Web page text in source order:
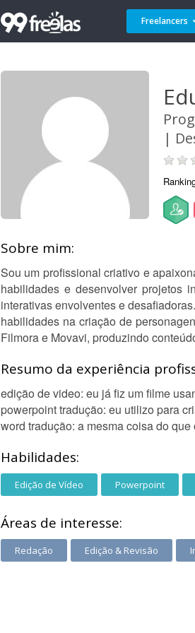
Freelancers
|
Sobre mim:
Sou um profissional criativo e
habilidades e desenvolver projetos
interativas envolventes e
habilidades na criação de
Filmora e Movavi, produzindo
Resumo da experiência
edição de video: eu já fiz um filme
powerpoint tradução: eu utilizo para
word tradução: a mesma coisa do
Habilidades:
Edição de Vídeo Powerpoint
Áreas de interesse:
Redação Edição & Revisão